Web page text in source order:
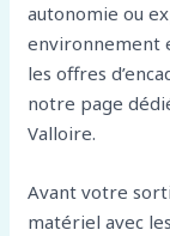
autonomie ou
environnement
les offres
notre page
Valloire.
Avant votre
matériel avec